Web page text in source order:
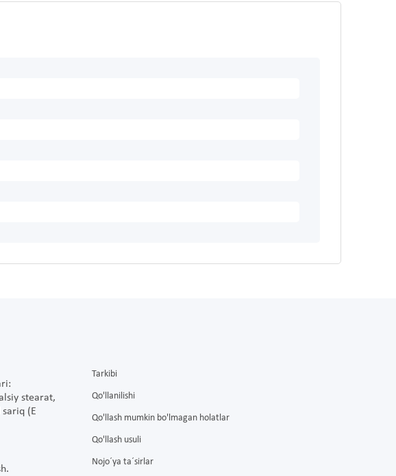
stearat,
(E
Tarkibi
Qo'llanilishi
Qo'llash mumkin bo'lmagan holatlar
Qo'llash usuli
Nojo´ya ta´sirlar